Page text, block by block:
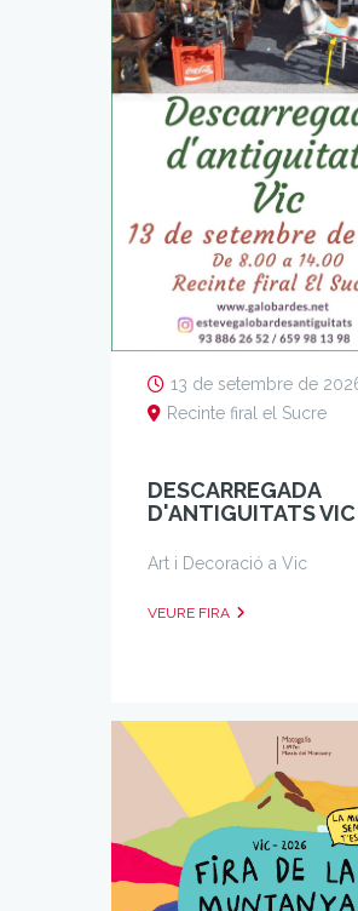
13 de setembre de
Recinte firal el Sucre
DESCARREGADA
D'ANTIGUITATS VIC
Art i Decoració a Vic
VEURE FIRA